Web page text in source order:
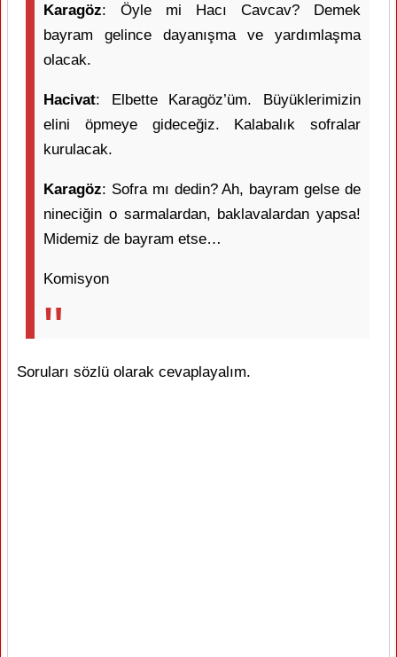
Karagöz: Öyle mi Hacı Cavcav? Demek
bayram gelince dayanışma ve yardımlaşma
olacak.
Hacivat: Elbette Karagöz’üm. Büyüklerimizin
elini öpmeye gideceğiz. Kalabalık sofralar
kurulacak.
Karagöz: Sofra mı dedin? Ah, bayram gelse de
nineciğin o sarmalardan, baklavalardan yapsa!
Midemiz de bayram etse…
Komisyon
Soruları sözlü olarak cevaplayalım.